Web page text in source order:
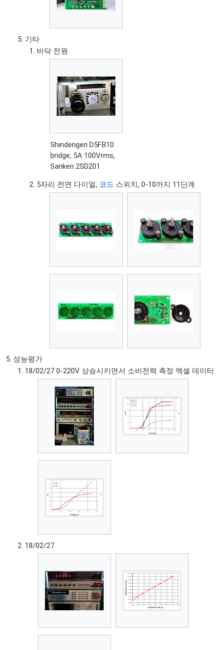
기타
바닥 전원
Shindengen D5FB10
bridge, 5A 100Vrms,
Sanken 2SD201
5자리 전면 다이얼, 코드 스위치, 0-10까지 11단계
성능평가
18/02/27 0-220V 상승시키면서 소비전력 측정 엑셀 데이터
18/02/27